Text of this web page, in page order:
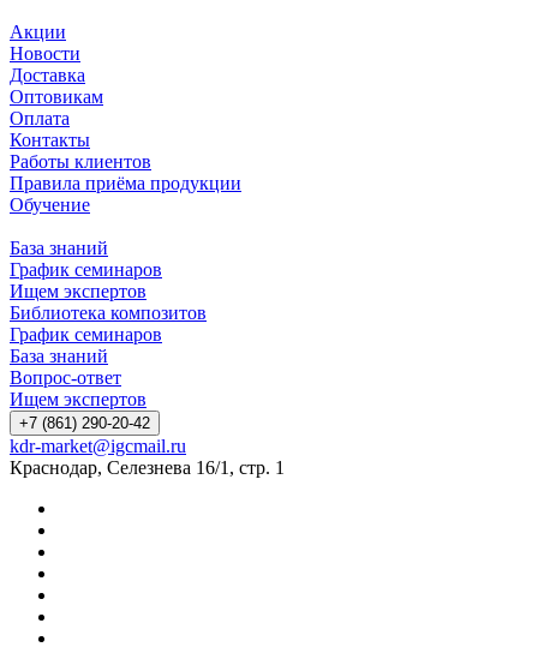
Акции
Новости
Доставка
Оптовикам
Оплата
Контакты
Работы клиентов
Правила приёма продукции
Обучение
База знаний
График семинаров
Ищем экспертов
Библиотека композитов
График семинаров
База знаний
Вопрос-ответ
Ищем экспертов
+7 (861) 290-20-42
kdr-market@igcmail.ru
Краснодар, Селезнева 16/1, стр. 1